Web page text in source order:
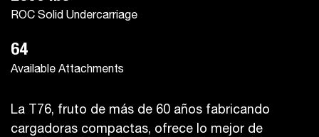
ROC Solid Undercarriage
64
Available Attachments
La T76, fruto de más de 60 años fabricando
cargadoras compactas, ofrece lo mejor de